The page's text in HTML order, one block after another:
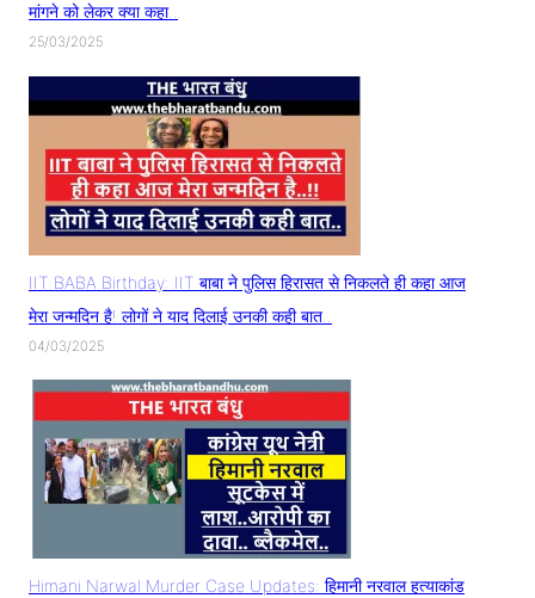
मांगने को लेकर क्या कहा..
25/03/2025
IIT BABA Birthday: IIT बाबा ने पुलिस हिरासत से निकलते ही कहा आज
मेरा जन्मदिन है! लोगों ने याद दिलाई उनकी कही बात..
04/03/2025
Himani Narwal Murder Case Updates: हिमानी नरवाल हत्याकांड